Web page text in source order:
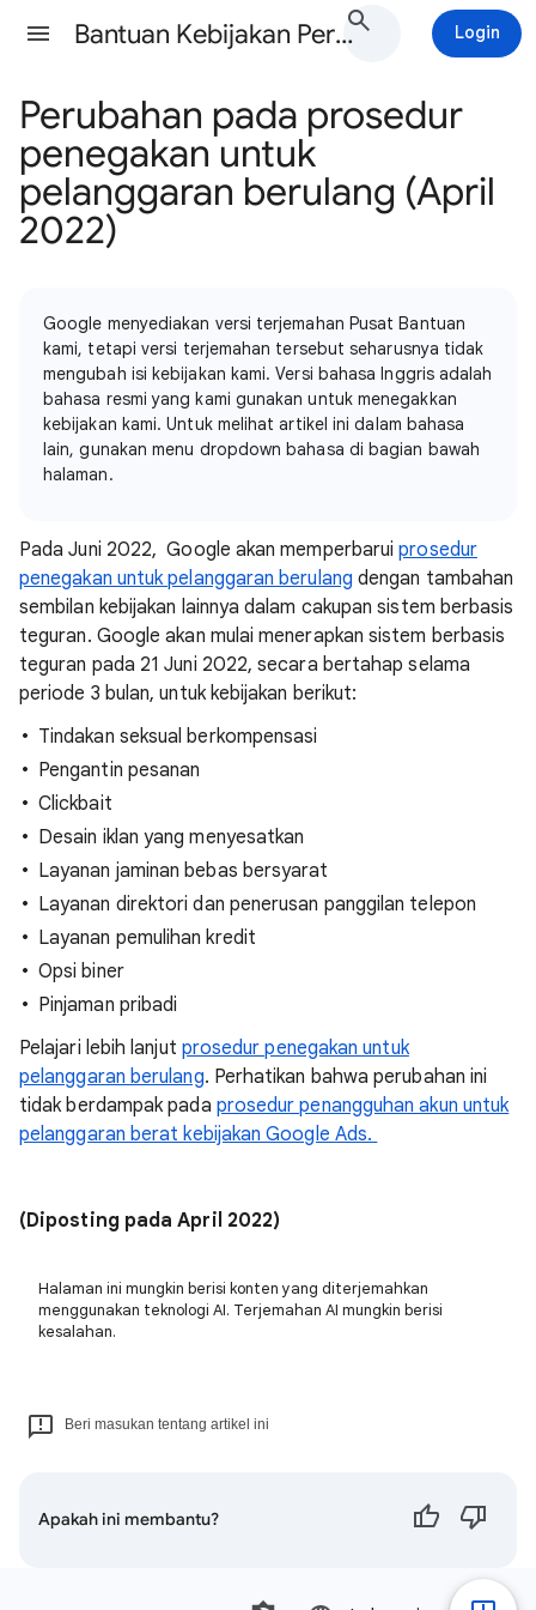
Bantuan Kebijakan Periklanan Google Ads Login
Perubahan pada prosedur
penegakan untuk
pelanggaran berulang (April
2022)
Google menyediakan versi terjemahan Pusat Bantuan
kami, tetapi versi terjemahan tersebut seharusnya tidak
mengubah isi kebijakan kami. Versi bahasa Inggris adalah
bahasa resmi yang kami gunakan untuk menegakkan
kebijakan kami. Untuk melihat artikel ini dalam bahasa
lain, gunakan menu dropdown bahasa di bagian bawah
halaman.
Pada Juni 2022, Google akan memperbaruiprosedur
penegakan untuk pelanggaran berulang dengan tambahan
sembilan kebijakan lainnya dalam cakupan sistem berbasis
teguran. Google akan mulai menerapkan sistem berbasis
teguran pada 21 Juni 2022, secara bertahap selama
periode 3 bulan, untuk kebijakan berikut:
Tindakan seksual berkompensasi
Pengantin pesanan
Clickbait
Desain iklan yang menyesatkan
Layanan jaminan bebas bersyarat
Layanan direktori dan penerusan panggilan telepon
Layanan pemulihan kredit
Opsi biner
Pinjaman pribadi
Pelajari lebih lanjut prosedur penegakan untuk
pelanggaran berulang. Perhatikan bahwa perubahan ini
tidak berdampak pada prosedur penangguhan akun untuk
pelanggaran berat kebijakan Google Ads.
(Diposting pada April 2022)
Halaman ini mungkin berisi konten yang diterjemahkan
menggunakan teknologi AI. Terjemahan AI mungkin berisi
kesalahan.
Beri masukan tentang artikel ini
Apakah ini membantu?